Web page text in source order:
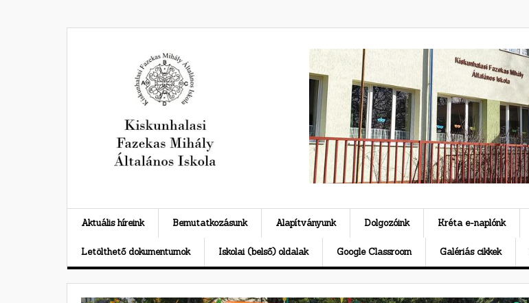
Aktuális híreink Bemutatkozásunk Alapítványunk Dolgozóink Kréta e-naplónk
Letölthető dokumentumok Iskolai (belső) oldalak Google Classroom Galériás cikkek